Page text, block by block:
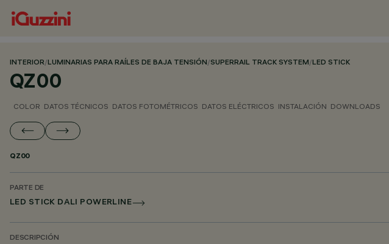
INTERIOR/LUMINARIAS PARA RAÍLES DE BAJA TENSIÓN/SUPERRAIL TRACK SYSTEM/LED STICK
QZ00
COLOR DATOS TÉCNICOS DATOS FOTOMÉTRICOS DATOS ELÉCTRICOS INSTALACIÓN DOWNLOADS
QZ00
PARTE DE
LED STICK DALI POWERLINE
DESCRIPCIÓN